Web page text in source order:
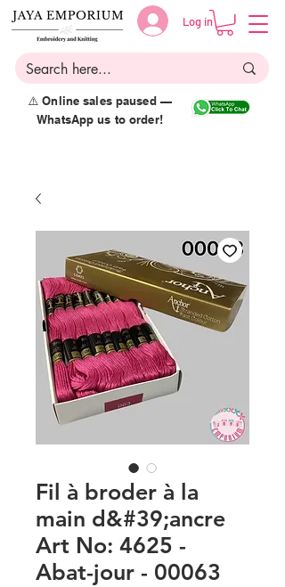
Log in
⚠️ Online sales paused —
WhatsApp us to order!
Fil à broder à la
main d&#39;ancre
Art No: 4625 -
Abat-jour - 00063